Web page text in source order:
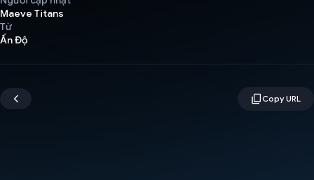
Maeve Titans
Từ
Ấn Độ